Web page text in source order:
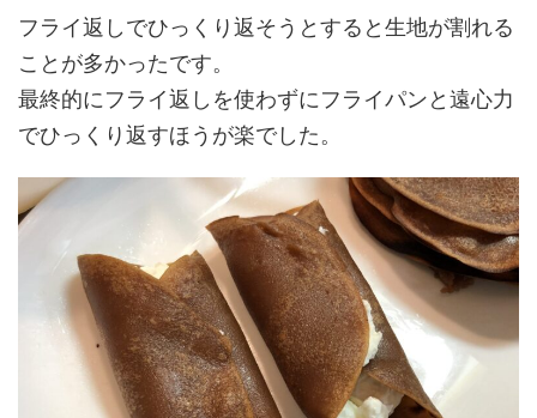
フライ返しでひっくり返そうとすると生地が割れる
ことが多かったです。
最終的にフライ返しを使わずにフライパンと遠心力
でひっくり返すほうが楽でした。